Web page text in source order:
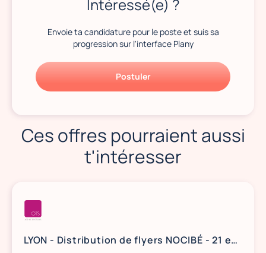
Intéressé(e) ?
Envoie ta candidature pour le poste et suis sa
progression sur l'interface Plany
Postuler
Ces offres pourraient aussi
t'intéresser
LYON - Distribution de flyers NOCIBÉ - 21 et 22 août / 28 et 29 août